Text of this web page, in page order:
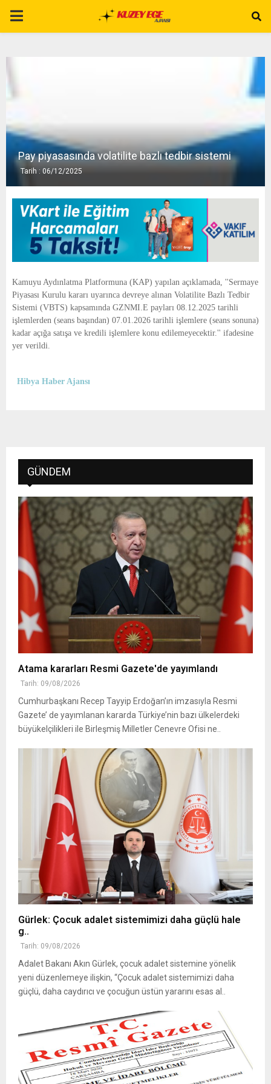
P
A
E
N
U
Pay piyasasında volatilite bazlı tedbir sistemi
Tarih : 06/12/2025
Kamuyu Aydınlatma Platformuna (KAP) yapılan açıklamada, ''Sermaye
Piyasası Kurulu kararı uyarınca devreye alınan Volatilite Bazlı Tedbir
Sistemi (VBTS) kapsamında GZNMI.E payları 08.12.2025 tarihli
işlemlerden (seans başından) 07.01.2026 tarihli işlemlere (seans sonuna)
kadar açığa satışa ve kredili işlemlere konu edilemeyecektir.'' ifadesine
yer verildi.
Hibya Haber Ajansı
GÜNDEM
Atama kararları Resmi Gazete'de yayımlandı
Tarih: 09/08/2026
Cumhurbaşkanı Recep Tayyip Erdoğan’ın imzasıyla Resmi
Gazete’ de yayımlanan kararda Türkiye’nin bazı ülkelerdeki
büyükelçilikleri ile Birleşmiş Milletler Cenevre Ofisi ne..
Gürlek: Çocuk adalet sistemimizi daha güçlü hale
g..
Tarih: 09/08/2026
Adalet Bakanı Akın Gürlek, çocuk adalet sistemine yönelik
yeni düzenlemeye ilişkin, “Çocuk adalet sistemimizi daha
güçlü, daha caydırıcı ve çocuğun üstün yararını esas al..